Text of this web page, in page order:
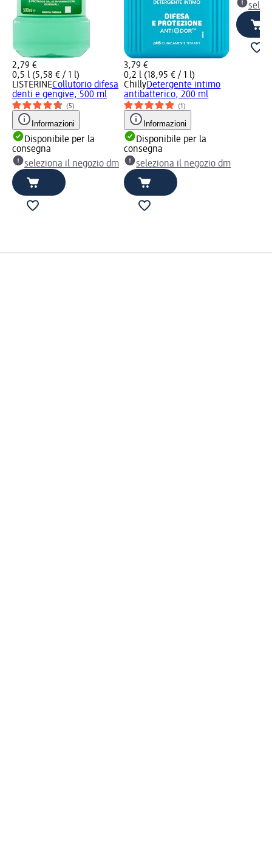
2,79 €
0,5 l (5,58 € / 1 l)
LISTERINECollutorio difesa
denti e gengive, 500 ml
(5)
Informazioni
Disponibile per la
consegna
seleziona il negozio dm
3,79 €
0,2 l (18,95 € / 1 l)
ChillyDetergente intimo
antibatterico, 200 ml
(1)
Informazioni
Disponibile per la
consegna
seleziona il negozio dm